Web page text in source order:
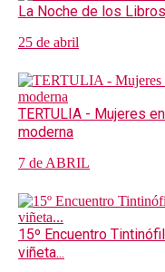
La Noche de los
25 de abril
TERTULIA - Mujeres
moderna
7 de ABRIL
15º Encuentro
viñeta...